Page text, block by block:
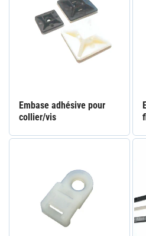
Embase adhésive pour
collier/vis